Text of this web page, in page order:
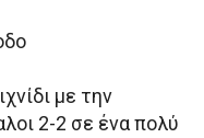
με την
2-2 σε ένα πολύ